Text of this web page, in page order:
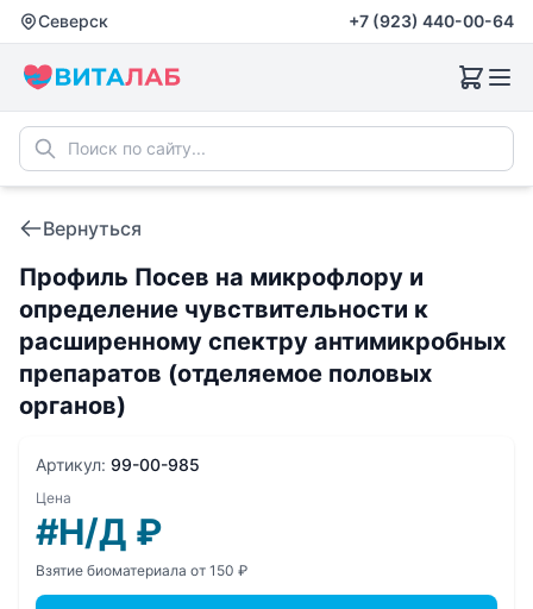
Северск +7 (923) 440-00-64
Вернуться
Профиль Посев на микрофлору и
определение чувствительности к
расширенному спектру антимикробных
препаратов (отделяемое половых
органов)
Артикул: 99-00-985
Цена
#Н/Д ₽
Взятие биоматериала от 150 ₽